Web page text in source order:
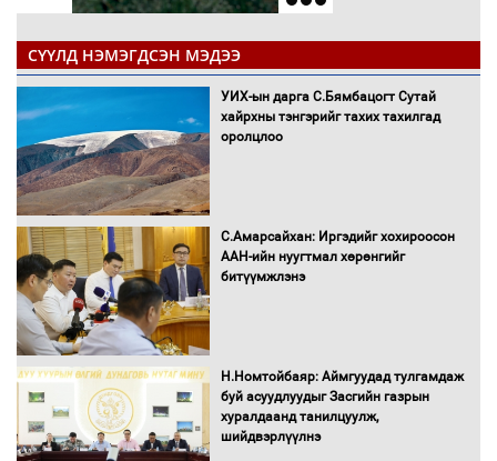
СҮҮЛД НЭМЭГДСЭН МЭДЭЭ
УИХ-ын дарга С.Бямбацогт Сутай
хайрхны тэнгэрийг тахих тахилгад
оролцлоо
С.Амарсайхан: Иргэдийг хохироосон
ААН-ийн нуугтмал хөрөнгийг
битүүмжлэнэ
Н.Номтойбаяр: Аймгуудад тулгамдаж
буй асуудлуудыг Засгийн газрын
хуралдаанд танилцуулж,
шийдвэрлүүлнэ